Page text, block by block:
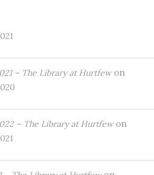
– The Library at Hurtfewon
– The Library at Hurtfewon